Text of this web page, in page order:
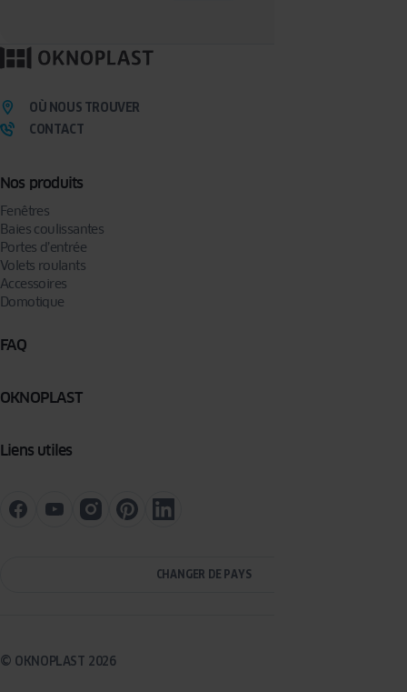
Nos produits
Fenêtres
Baies coulissantes
Portes d’entrée
Volets roulants
Accessoires
Domotique
FAQ
OKNOPLAST
Liens utiles
OÙ NOUS TROUVER
CONTACT
CHANGER DE PAYS
© OKNOPLAST 2026